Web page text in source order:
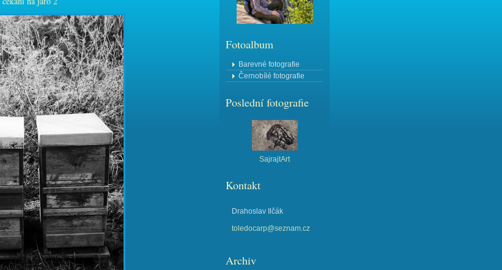
Fotoalbum
Barevné fotografie
Černobílé fotografie
Poslední fotografie
SajrajtArt
Kontakt
Drahoslav Ilčák
toledocarp@seznam.cz
Archiv